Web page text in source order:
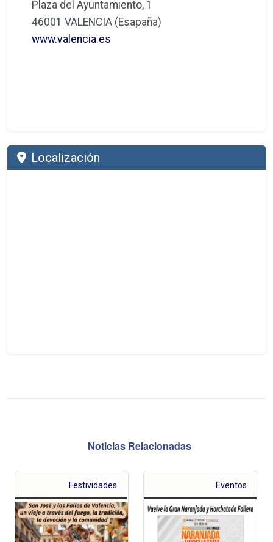
Plaza del Ayuntamiento, 1
46001 VALENCIA (Esapaña)
www.valencia.es
Localización
Noticias Relacionadas
Festividades Eventos